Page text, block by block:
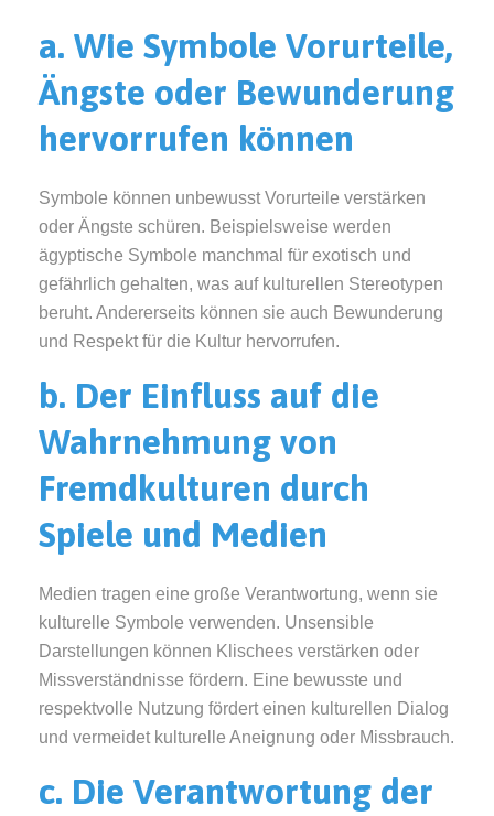
a. Wie Symbole Vorurteile,
Ängste oder Bewunderung
hervorrufen können
Symbole können unbewusst Vorurteile verstärken
oder Ängste schüren. Beispielsweise werden
ägyptische Symbole manchmal für exotisch und
gefährlich gehalten, was auf kulturellen Stereotypen
beruht. Andererseits können sie auch Bewunderung
und Respekt für die Kultur hervorrufen.
b. Der Einfluss auf die
Wahrnehmung von
Fremdkulturen durch
Spiele und Medien
Medien tragen eine große Verantwortung, wenn sie
kulturelle Symbole verwenden. Unsensible
Darstellungen können Klischees verstärken oder
Missverständnisse fördern. Eine bewusste und
respektvolle Nutzung fördert einen kulturellen Dialog
und vermeidet kulturelle Aneignung oder Missbrauch.
c. Die Verantwortung der